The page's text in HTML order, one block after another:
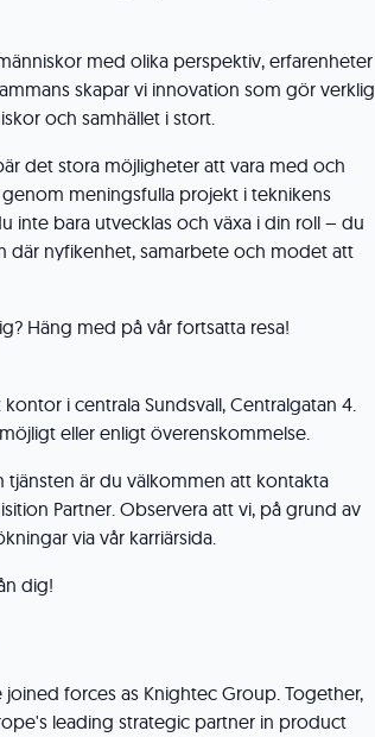
med olika perspektiv, erfarenheter
skapar vi innovation som gör verklig
och samhället i stort.
det stora möjligheter att vara med och
meningsfulla projekt i teknikens
inte bara utvecklas och växa i din roll – du
där nyfikenhet, samarbete och modet att
Häng med på vår fortsatta resa!
i centrala Sundsvall, Centralgatan 4.
eller enligt överenskommelse.
är du välkommen att kontakta
Partner. Observera att vi, på grund av
via vår karriärsida.
dig!
forces as Knightec Group. Together,
leading strategic partner in product